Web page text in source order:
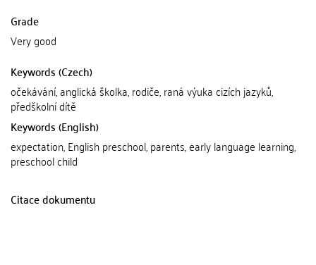
Grade
Very good
Keywords (Czech)
očekávání, anglická školka, rodiče, raná výuka cizích jazyků,
předškolní dítě
Keywords (English)
expectation, English preschool, parents, early language learning,
preschool child
Citace dokumentu